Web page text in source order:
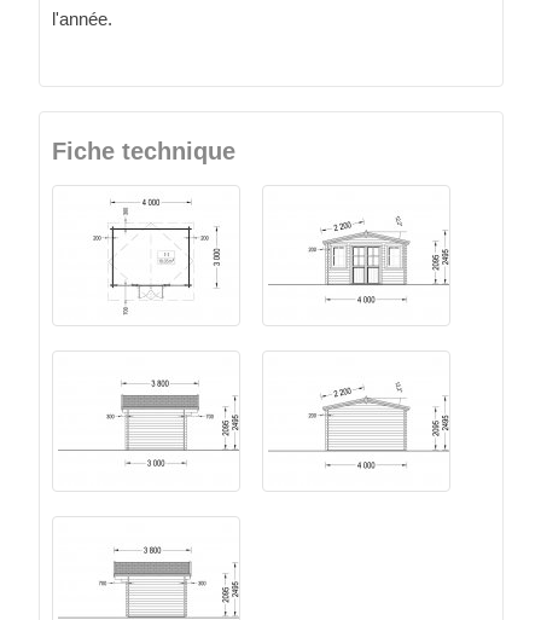
l'année.
Fiche technique